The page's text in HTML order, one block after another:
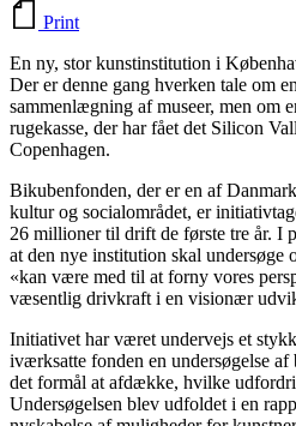
Print
En ny, stor kunstinstitution i
Der er denne gang hverken tale om
sammenlægning af museer, men om
rugekasse, der har fået det Silicon
Copenhagen.
Bikubenfonden, der er en af
kultur og socialområdet, er
26 millioner til drift de første tre år. I
at den nye institution skal undersøge
«kan være med til at forny vores
væsentlig drivkraft i en visionær
Initiativet har været undervejs et
iværksatte fonden en undersøgelse af
det formål at afdække, hvilke
Undersøgelsen blev udfoldet i en